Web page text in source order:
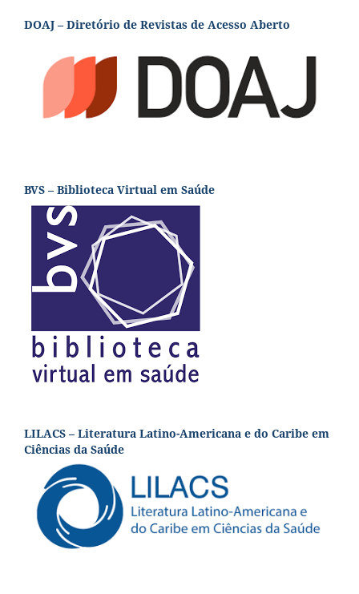
DOAJ – Diretório de Revistas de Acesso Aberto
BVS – Biblioteca Virtual em Saúde
LILACS – Literatura Latino-Americana e do Caribe em
Ciências da Saúde